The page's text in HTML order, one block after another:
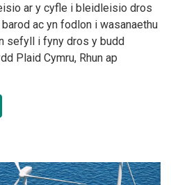
ar y cyfle i bleidleisio dros
ac yn fodlon i wasanaethu
sefyll i fyny dros y budd
Plaid Cymru, Rhun ap